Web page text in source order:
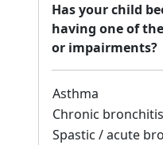
Has your child
having one of
or impairments?
Asthma
Chronic bronchitis
Spastic / acute